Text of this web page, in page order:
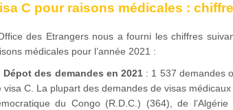
C pour raisons médicales :
des Etrangers nous a fourni les chiffres
médicales pour l’année 2021 :
Dépot des demandes en 2021 : 1 537 demandes
visa C. La plupart des demandes de visas
du Congo (R.D.C.) (364), de